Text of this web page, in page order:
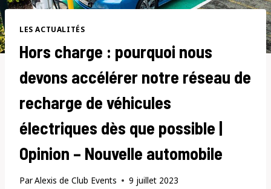
LES ACTUALITÉS
Hors charge : pourquoi nous
devons accélérer notre réseau de
recharge de véhicules
électriques dès que possible |
Opinion – Nouvelle automobile
ParAlexis de Club Events 9 juillet 2023